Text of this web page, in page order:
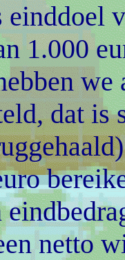
1.000
dat is
netto